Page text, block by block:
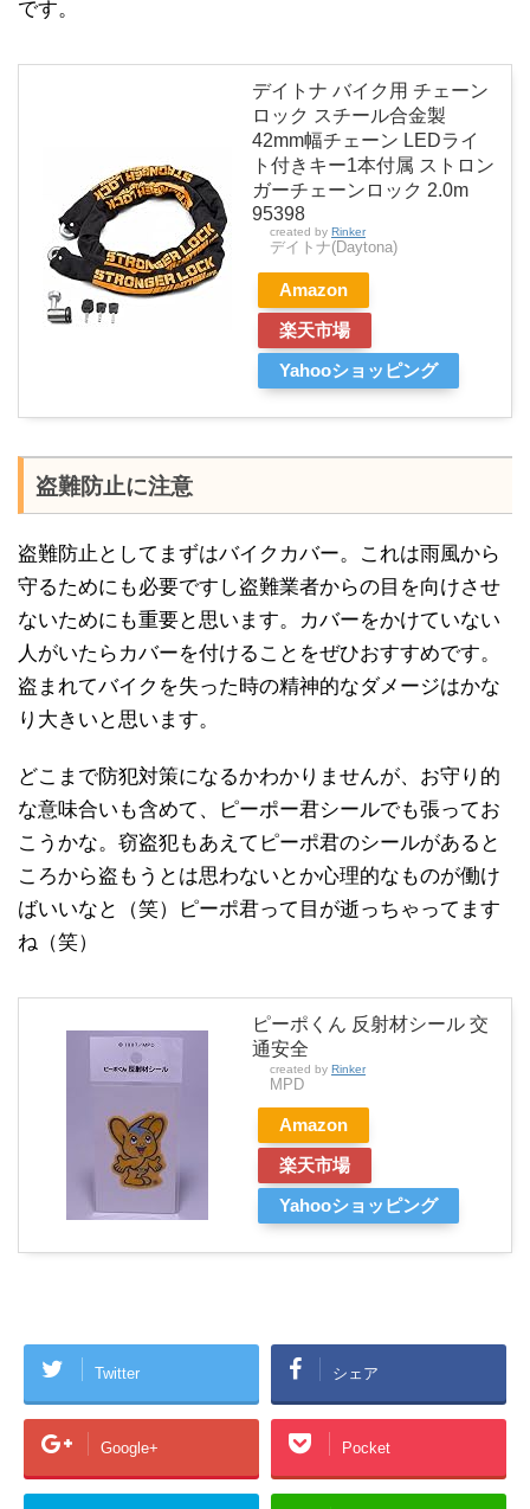
です。
デイトナ バイク用 チェーン
ロック スチール合金製
42mm幅チェーン LEDライ
ト付きキー1本付属 ストロン
ガーチェーンロック 2.0m
95398
created by Rinker
デイトナ(Daytona)
Amazon
楽天市場
Yahooショッピング
盗難防止に注意
盗難防止としてまずはバイクカバー。これは雨風から
守るためにも必要ですし盗難業者からの目を向けさせ
ないためにも重要と思います。カバーをかけていない
人がいたらカバーを付けることをぜひおすすめです。
盗まれてバイクを失った時の精神的なダメージはかな
り大きいと思います。
どこまで防犯対策になるかわかりませんが、お守り的
な意味合いも含めて、ピーポー君シールでも張ってお
こうかな。窃盗犯もあえてピーポ君のシールがあると
ころから盗もうとは思わないとか心理的なものが働け
ばいいなと（笑）ピーポ君って目が逝っちゃってます
ね（笑）
ピーポくん 反射材シール 交
通安全
created by Rinker
MPD
Amazon
楽天市場
Yahooショッピング
Twitter シェア
Google+ Pocket